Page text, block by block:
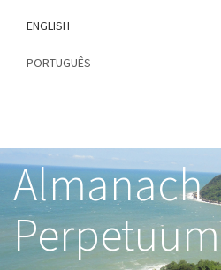
conteúdo
ENGLISH
PORTUGUÊS
Almanach
Perpetuum